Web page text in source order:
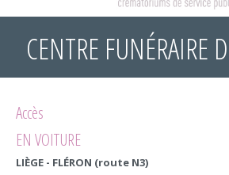
CENTRE FUNÉRAIRE
Accès
EN VOITURE
LIÈGE - FLÉRON (route N3)